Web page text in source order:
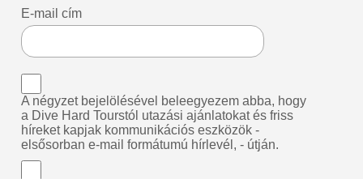
E-mail cím
A négyzet bejelölésével beleegyezem abba, hogy
a Dive Hard Tourstól utazási ajánlatokat és friss
híreket kapjak kommunikációs eszközök -
elsősorban e-mail formátumú hírlevél, - útján.